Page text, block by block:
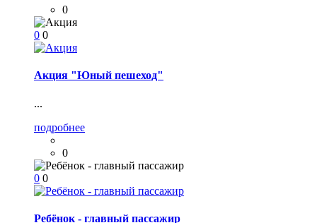
0
0 0
Акция "Юный пешеход"
...
подробнее
0
0 0
Ребёнок - главный пассажир